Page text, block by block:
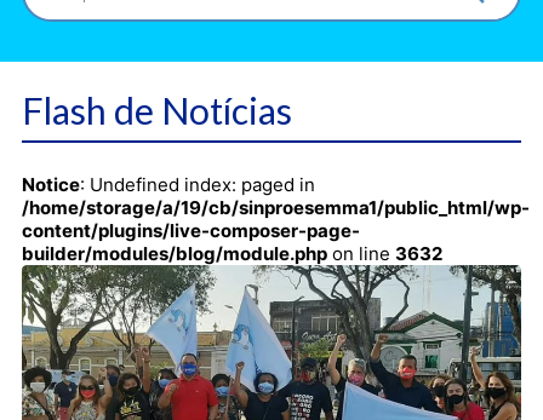
Flash de Notícias
Notice: Undefined index: paged in
/home/storage/a/19/cb/sinproesemma1/public_html/wp-
content/plugins/live-composer-page-
builder/modules/blog/module.phpon line 3632